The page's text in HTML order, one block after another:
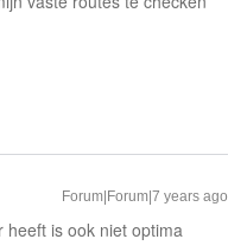
Forum|Forum|7 years ago
heeft is ook niet optima